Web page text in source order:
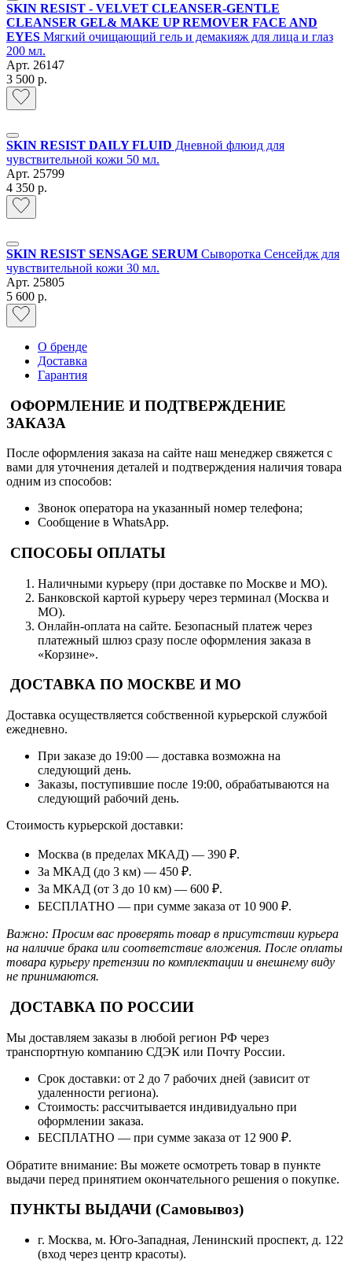
SKIN RESIST - VELVET CLEANSER-GENTLE
CLEANSER GEL& MAKE UP REMOVER FACE AND
EYES Мягкий очищающий гель и демакияж для лица и глаз
200 мл.
Арт. 26147
3 500 р.
SKIN RESIST DAILY FLUID Дневной флюид для
чувствительной кожи 50 мл.
Арт. 25799
4 350 р.
SKIN RESIST SENSAGE SERUM Сыворотка Сенсейдж для
чувствительной кожи 30 мл.
Арт. 25805
5 600 р.
О бренде
Доставка
Гарантия
ОФОРМЛЕНИЕ И ПОДТВЕРЖДЕНИЕ
ЗАКАЗА
После оформления заказа на сайте наш менеджер свяжется с
вами для уточнения деталей и подтверждения наличия товара
одним из способов:
Звонок оператора на указанный номер телефона;
Сообщение в WhatsApp.
СПОСОБЫ ОПЛАТЫ
Наличными курьеру (при доставке по Москве и МО).
Банковской картой курьеру через терминал (Москва и
МО).
Онлайн-оплата на сайте. Безопасный платеж через
платежный шлюз сразу после оформления заказа в
«Корзине».
ДОСТАВКА ПО МОСКВЕ И МО
Доставка осуществляется собственной курьерской службой
ежедневно.
При заказе до 19:00 — доставка возможна на
следующий день.
Заказы, поступившие после 19:00, обрабатываются на
следующий рабочий день.
Стоимость курьерской доставки:
Москва (в пределах МКАД) — 390 ₽.
За МКАД (до 3 км) — 450 ₽.
За МКАД (от 3 до 10 км) — 600 ₽.
БЕСПЛАТНО — при сумме заказа от 10 900 ₽.
Важно: Просим вас проверять товар в присутствии курьера
на наличие брака или соответствие вложения. После оплаты
товара курьеру претензии по комплектации и внешнему виду
не принимаются.
ДОСТАВКА ПО РОССИИ
Мы доставляем заказы в любой регион РФ через
транспортную компанию СДЭК или Почту России.
Срок доставки: от 2 до 7 рабочих дней (зависит от
удаленности региона).
Стоимость: рассчитывается индивидуально при
оформлении заказа.
БЕСПЛАТНО — при сумме заказа от 12 900 ₽.
Обратите внимание: Вы можете осмотреть товар в пункте
выдачи перед принятием окончательного решения о покупке.
ПУНКТЫ ВЫДАЧИ (Самовывоз)
г. Москва, м. Юго-Западная, Ленинский проспект, д. 122
(вход через центр красоты).